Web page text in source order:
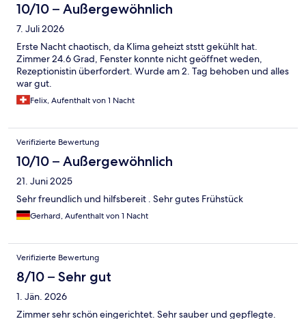
10/10 – Außergewöhnlich
7. Juli 2026
Erste Nacht chaotisch, da Klima geheizt ststt gekühlt hat.
Zimmer 24.6 Grad, Fenster konnte nicht geöffnet weden,
Rezeptionistin überfordert. Wurde am 2. Tag behoben und alles
war gut.
Felix, Aufenthalt von 1 Nacht
Verifizierte Bewertung
10/10 – Außergewöhnlich
21. Juni 2025
Sehr freundlich und hilfsbereit . Sehr gutes Frühstück
Gerhard, Aufenthalt von 1 Nacht
Verifizierte Bewertung
8/10 – Sehr gut
1. Jän. 2026
Zimmer sehr schön eingerichtet. Sehr sauber und gepflegte.